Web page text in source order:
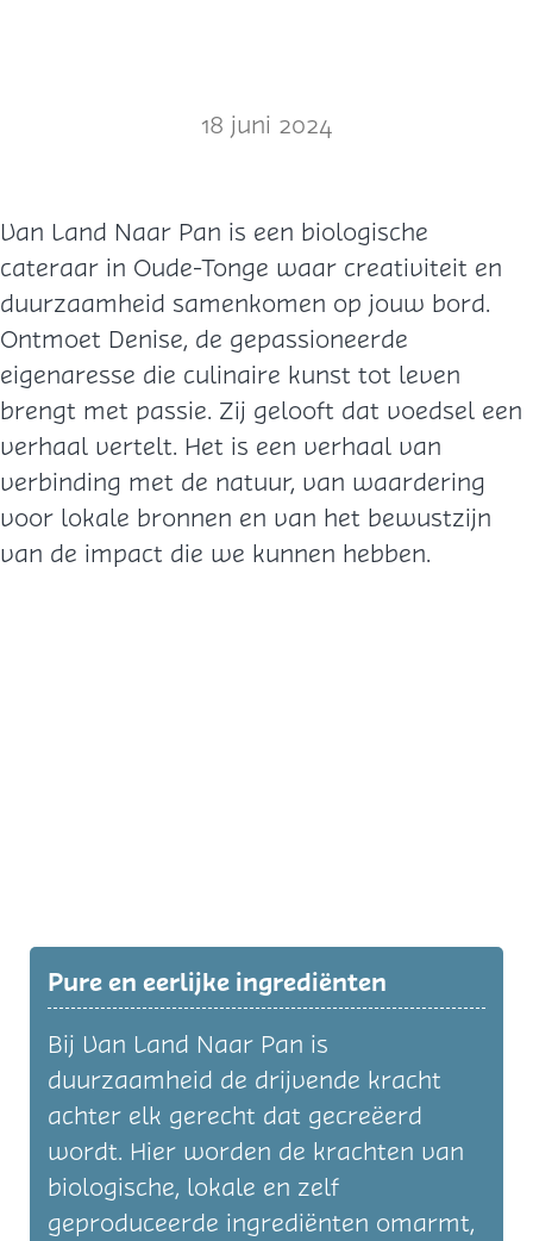
18 juni 2024
Van Land Naar Pan is een biologische
cateraar in Oude-Tonge waar creativiteit en
duurzaamheid samenkomen op jouw bord.
Ontmoet Denise, de gepassioneerde
eigenaresse die culinaire kunst tot leven
brengt met passie. Zij gelooft dat voedsel een
verhaal vertelt. Het is een verhaal van
verbinding met de natuur, van waardering
voor lokale bronnen en van het bewustzijn
van de impact die we kunnen hebben.
Pure en eerlijke ingrediënten
Bij Van Land Naar Pan is
duurzaamheid de drijvende kracht
achter elk gerecht dat gecreëerd
wordt. Hier worden de krachten van
biologische, lokale en zelf
geproduceerde ingrediënten omarmt,